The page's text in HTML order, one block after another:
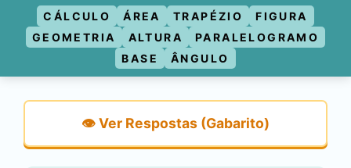
CÁLCULO ÁREA TRAPÉZIO
FIGURA
GEOMETRIA
ALTURA
PARALELOGRAMO
BASE
ÂNGULO
👁️ Ver Respostas (Gabarito)